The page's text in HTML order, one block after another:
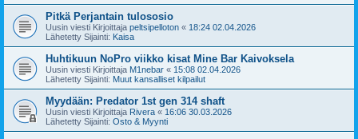
Pitkä Perjantain tulososio
Uusin viesti Kirjoittaja peltsipelloton « 18:24 02.04.2026
Lähetetty Sijainti: Kaisa
Huhtikuun NoPro viikko kisat Mine Bar Kaivoksela
Uusin viesti Kirjoittaja M1nebar « 15:08 02.04.2026
Lähetetty Sijainti: Muut kansalliset kilpailut
Myydään: Predator 1st gen 314 shaft
Uusin viesti Kirjoittaja Rivera « 16:06 30.03.2026
Lähetetty Sijainti: Osto & Myynti